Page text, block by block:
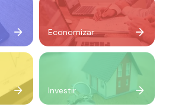
Economizar
Investir